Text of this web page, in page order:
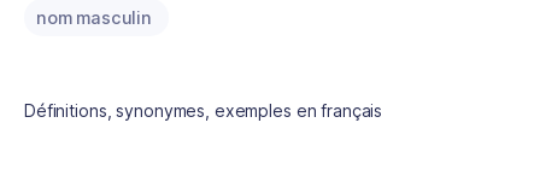
nom masculin
Définitions, synonymes, exemples en français